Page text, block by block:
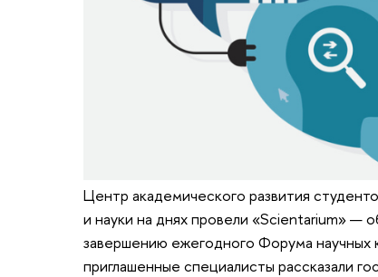
Центр академического развития
и науки на днях провели «Scientarium» —
завершению ежегодного Форума
приглашенные специалисты рассказали